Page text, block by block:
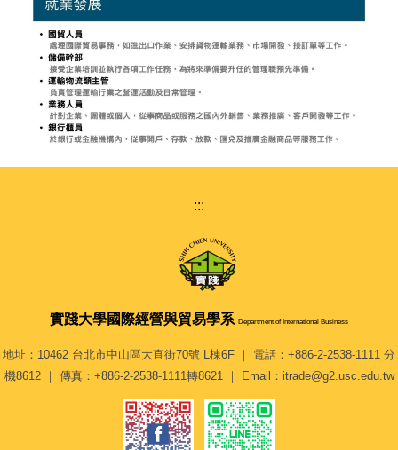
:::
實踐大學國際經營與貿易學系 Department of International Business
地址：10462 台北市中山區大直街70號 L棟6F ｜ 電話：+886-2-2538-1111 分
機8612 ｜ 傳真：+886-2-2538-1111轉8621 ｜ Email：itrade@g2.usc.edu.tw